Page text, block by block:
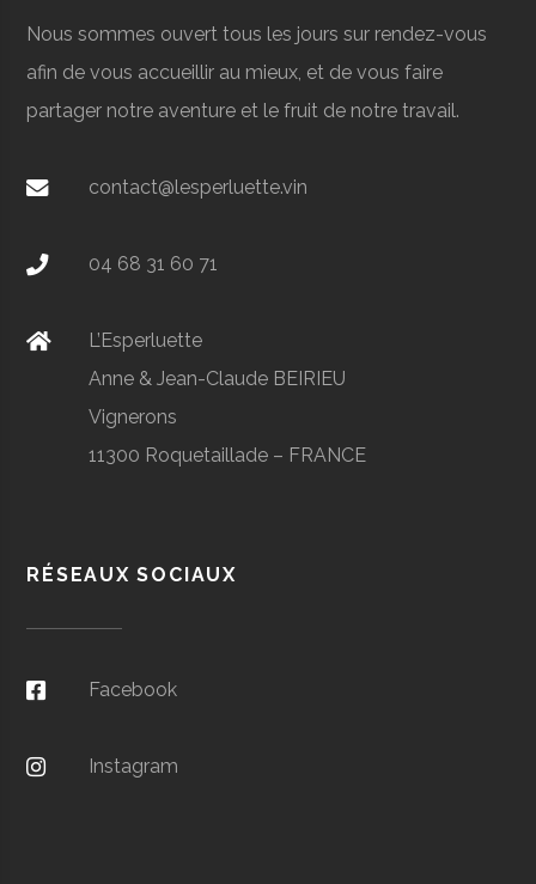
Nous sommes ouvert tous les jours sur rendez-vous
afin de vous accueillir au mieux, et de vous faire
partager notre aventure et le fruit de notre travail.
contact@lesperluette.vin
04 68 31 60 71
L’Esperluette
Anne & Jean-Claude BEIRIEU
Vignerons
11300 Roquetaillade – FRANCE
RÉSEAUX SOCIAUX
Facebook
Instagram